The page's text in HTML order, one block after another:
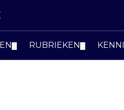
RUBRIEKEN